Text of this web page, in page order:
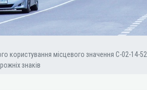
користування місцевого значення С-02-
знаків